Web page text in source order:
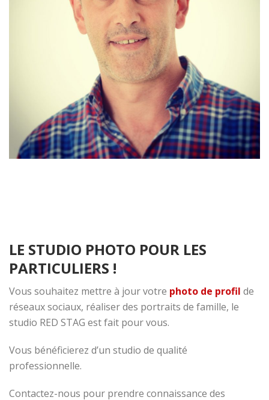
LE STUDIO PHOTO POUR LES
PARTICULIERS !
Vous souhaitez mettre à jour votre photo de profil de
réseaux sociaux, réaliser des portraits de famille, le
studio RED STAG est fait pour vous.
Vous bénéficierez d’un studio de qualité
professionnelle.
Contactez-nous pour prendre connaissance des